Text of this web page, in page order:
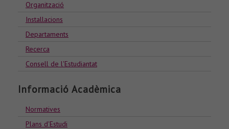
Organització
Installacions
Departaments
Recerca
Consell de l'Estudiantat
Informació Acadèmica
Normatives
Plans d'Estudi